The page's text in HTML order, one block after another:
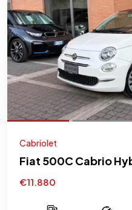
Cabriolet
Fiat 500C Cabrio
€11.880